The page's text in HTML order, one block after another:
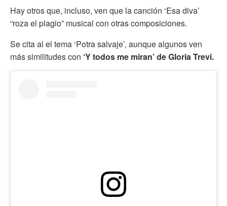
Hay otros que, incluso, ven que la canción ‘Esa diva’
“roza el plagio” musical con otras composiciones.
Se cita al el tema ‘Potra salvaje’, aunque algunos ven
más similitudes con ‘Y todos me miran’ de Gloria Trevi.